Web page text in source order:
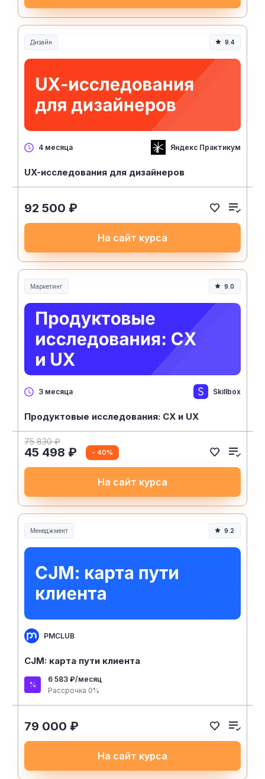
Дизайн 9.4
4 месяца Яндекс Практикум
UX-исследования для дизайнеров
92 500 ₽
На сайт курса
Маркетинг 9.0
3 месяца Skillbox
Продуктовые исследования: CX и UX
75 830 ₽
45 498 ₽ - 40%
На сайт курса
Менеджмент
Менеджмент и управление
9.2
PMCLUB
CJM: карта пути клиента
6 583 ₽/месяц
Рассрочка 0%
79 000 ₽
На сайт курса